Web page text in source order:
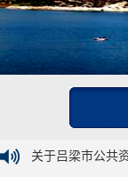
关于吕梁市公共